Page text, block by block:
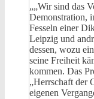
„„Wir sind das
Demonstration,
Fesseln einer
Leipzig und
dessen, wozu
seine Freiheit
kommen. Das
„Herrschaft der
eigenen